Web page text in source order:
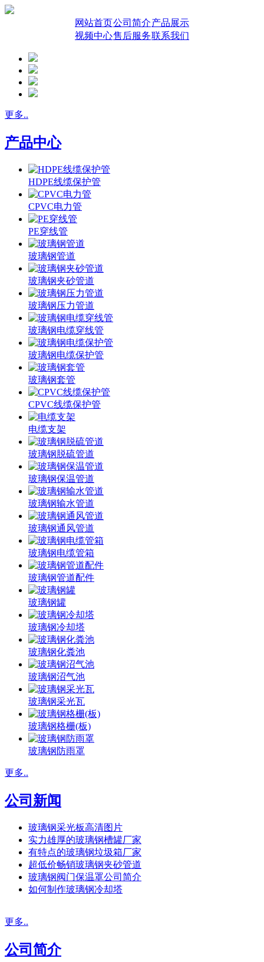
网站首页公司简介产品展示
视频中心售后服务联系我们
更多..
产品中心
HDPE线缆保护管
CPVC电力管
PE穿线管
玻璃钢管道
玻璃钢夹砂管道
玻璃钢压力管道
玻璃钢电缆穿线管
玻璃钢电缆保护管
玻璃钢套管
CPVC线缆保护管
电缆支架
玻璃钢脱硫管道
玻璃钢保温管道
玻璃钢输水管道
玻璃钢通风管道
玻璃钢电缆管箱
玻璃钢管道配件
玻璃钢罐
玻璃钢冷却塔
玻璃钢化粪池
玻璃钢沼气池
玻璃钢采光瓦
玻璃钢格栅(板)
玻璃钢防雨罩
更多..
公司新闻
玻璃钢采光板高清图片
实力雄厚的玻璃钢槽罐厂家
有特点的玻璃钢垃圾箱厂家
超低价畅销玻璃钢夹砂管道
玻璃钢阀门保温罩公司简介
如何制作玻璃钢冷却塔
更多..
公司简介